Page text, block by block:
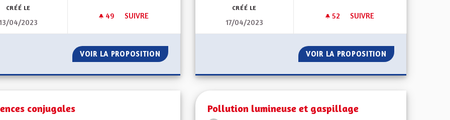
CRÉÉ LE
04/2023
49 49 ABONNÉS
SUIVRE
LE TEMPS DES ÉCONOMIES D’ÉNERGIE EST D’ACTUALITÉ
VOIR LA PROPOSITION LE TEMPS DES ÉCONOMIES D’ÉNERGIE EST D’ACTUALITÉ
CRÉÉ LE
17/04/2023
52 52 ABONNÉS
SUIVRE
VOIR LA PROPOSITION CRÉATION DES
conjugales Pollution lumineuse et gaspillage